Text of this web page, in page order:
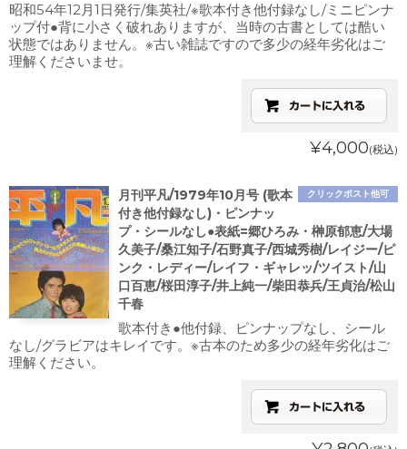
昭和54年12月1日発行/集英社/※歌本付き他付録なし/ミニピンナ
ップ付●背に小さく破れありますが、当時の古書としては酷い
状態ではありません。※古い雑誌ですので多少の経年劣化はご
理解くださいませ。
¥4,000(税込)
クリックポスト他可
月刊平凡/1979年10月号 (歌本
付き他付録なし)・ピンナッ
プ・シールなし●表紙=郷ひろみ・榊原郁恵/大場
久美子/桑江知子/石野真子/西城秀樹/レイジー/ピ
ンク・レディー/レイフ・ギャレッ/ツイスト/山
口百恵/桜田淳子/井上純一/柴田恭兵/王貞治/松山
千春
歌本付き●他付録、ピンナップなし、シール
なし/グラビアはキレイです。※古本のため多少の経年劣化はご
理解ください。